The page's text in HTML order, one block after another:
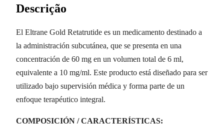
Descrição
El Eltrane Gold Retatrutide es un medicamento destinado a
la administración subcutánea, que se presenta en una
concentración de 60 mg en un volumen total de 6 ml,
equivalente a 10 mg/ml. Este producto está diseñado para ser
utilizado bajo supervisión médica y forma parte de un
enfoque terapéutico integral.
COMPOSICIÓN / CARACTERÍSTICAS: